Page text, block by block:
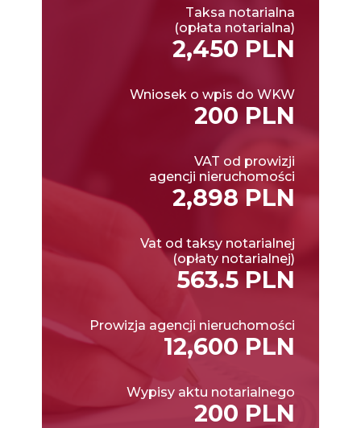
Taksa notarialna
(opłata notarialna)
2,450 PLN
Wniosek o wpis do WKW
200 PLN
VAT od prowizji
agencji nieruchomości
2,898 PLN
Vat od taksy notarialnej
(opłaty notarialnej)
563.5 PLN
Prowizja agencji nieruchomości
12,600 PLN
Wypisy aktu notarialnego
200 PLN